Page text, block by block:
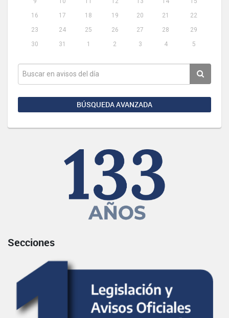
16
17 18 19 20 21
22
23
24 25 26 27 28
29
30
31 1 2 3 4 5
BÚSQUEDA AVANZADA
Secciones